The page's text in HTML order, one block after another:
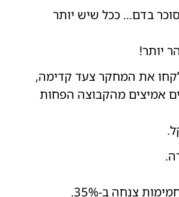
בדם… ככל שיש יותר
יותר!
את המחקר צעד קדימה,
6 אנשים אמיצים מהקבוצה הפחות
צנחה ב-35%.